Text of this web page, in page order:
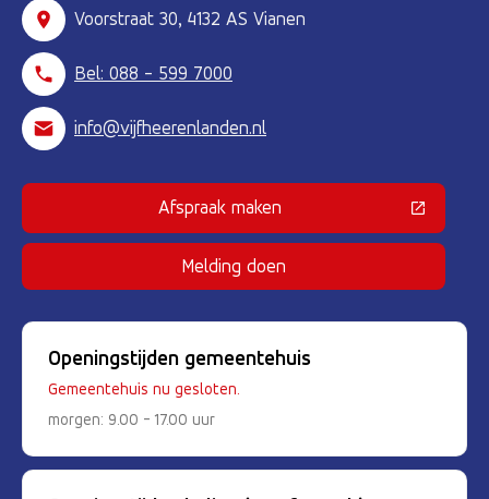
Voorstraat 30, 4132 AS Vianen
Bel: 088 - 599 7000
info@vijfheerenlanden.nl
Afspraak maken(Deze link gaat naar een externe
Melding doen
Openingstijden gemeentehuis
Gemeentehuis nu gesloten.
morgen: 9.00 - 17.00 uur